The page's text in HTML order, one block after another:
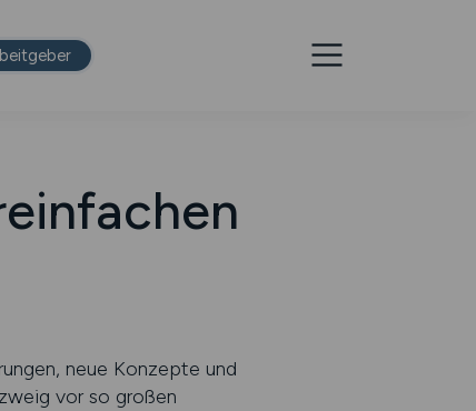
neue Konzepte und
vor so großen